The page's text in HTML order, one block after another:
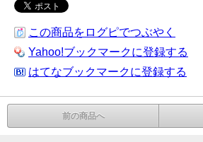
この商品をログピでつぶやく
Yahoo!ブックマークに登録する
はてなブックマークに登録する
前の商品へ